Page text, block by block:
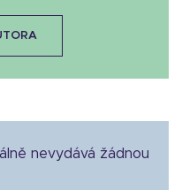
nevydává žádnou